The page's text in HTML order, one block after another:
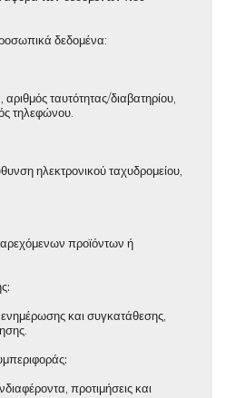
δεδομένα:
ταυτότητας/διαβατηρίου,
τηλεφώνου.
ηλεκτρονικού ταχυδρομείου,
προϊόντων ή
και συγκατάθεσης,
προτιμήσεις και